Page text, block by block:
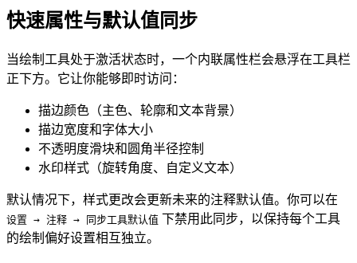
快速属性与默认值同步
当绘制工具处于激活状态时，一个内联属性栏会悬浮在工具栏
正下方。它让你能够即时访问：
描边颜色（主色、轮廓和文本背景）
描边宽度和字体大小
不透明度滑块和圆角半径控制
水印样式（旋转角度、自定义文本）
默认情况下，样式更改会更新未来的注释默认值。你可以在
设置 → 注释 → 同步工具默认值 下禁用此同步，以保持每个工具
的绘制偏好设置相互独立。